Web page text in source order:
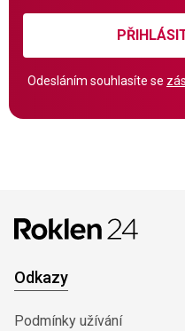
Odesláním souhlasíte se
Odkazy
Podmínky užívání